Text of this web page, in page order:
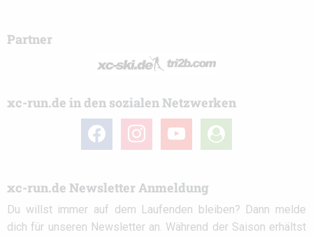
Partner
xc-run.de in den sozialen Netzwerken
facebook instagramyoutube
user-
circle
xc-run.de Newsletter Anmeldung
Du willst immer auf dem Laufenden bleiben? Dann melde
dich für unseren Newsletter an. Während der Saison erhältst